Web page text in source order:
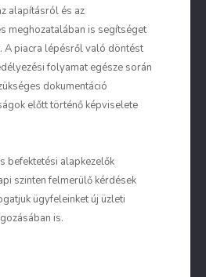
alapításról és az
meghozatalában is segítséget
A piacra lépésről való döntést
folyamat egésze során
dokumentáció
előtt történő képviselete
befektetési alapkezelők
szinten felmerülő kérdések
ügyfeleinket új üzleti
is.